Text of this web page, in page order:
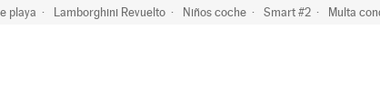
playa Lamborghini Revuelto Niños coche Smart #2 Multa